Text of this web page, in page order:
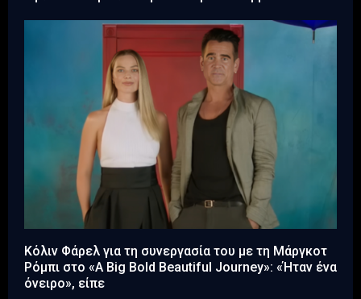
Κόλιν Φάρελ για τη συνεργασία του με τη Μάργκοτ
Ρόμπι στο «A Big Bold Beautiful Journey»: «Ήταν ένα
όνειρο», είπε